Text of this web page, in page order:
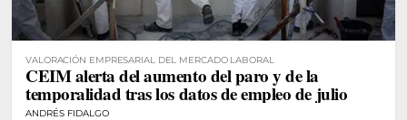
VALORACIÓN EMPRESARIAL DEL MERCADO LABORAL
CEIM alerta del aumento del paro y de la
temporalidad tras los datos de empleo de julio
ANDRÉS FIDALGO